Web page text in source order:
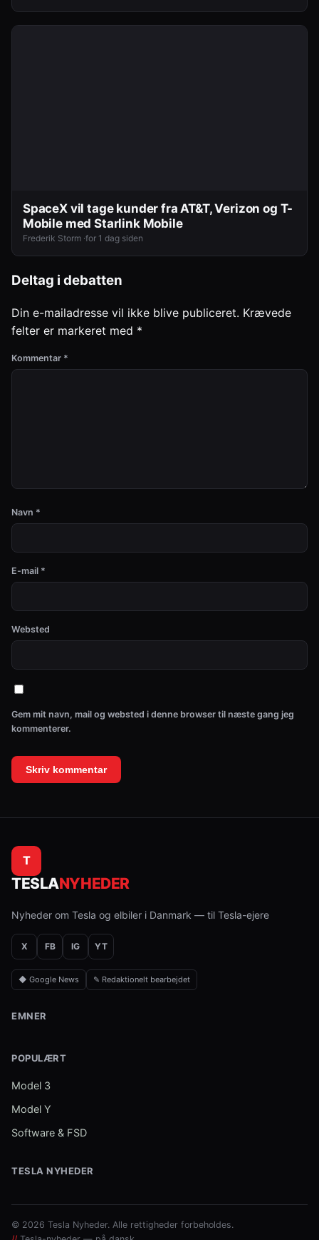
SpaceX vil tage kunder fra AT&T, Verizon og T-
Mobile med Starlink Mobile
Frederik Storm ·for 1 dag siden
Deltag i debatten
Din e-mailadresse vil ikke blive publiceret. Krævede
felter er markeret med *
Kommentar *
Navn *
E-mail *
Websted
Gem mit navn, mail og websted i denne browser til næste gang jeg
kommenterer.
T
TESLANYHEDER
Nyheder om Tesla og elbiler i Danmark — til Tesla-ejere
X FB IG YT
◆ Google News ✎ Redaktionelt bearbejdet
EMNER
POPULÆRT
Model 3
Model Y
Software & FSD
TESLA NYHEDER
© 2026 Tesla Nyheder. Alle rettigheder forbeholdes.